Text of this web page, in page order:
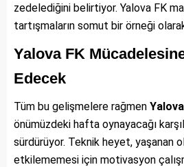
zedelediğini belirtiyor. Yalova FK
tartışmaların somut bir örneği
Yalova FK
Edecek
Tüm bu gelişmelere rağmen
önümüzdeki hafta oynayacağı
sürdürüyor. Teknik heyet, yaşanan
etkilememesi için motivasyon